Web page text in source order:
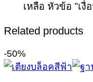
เหลือ หัวข้อ "เ
Related products
-50%